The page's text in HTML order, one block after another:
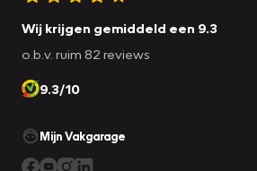
Wij krijgen gemiddeld een 9.3
o.b.v. ruim 82 reviews
9.3/10
Mijn Vakgarage